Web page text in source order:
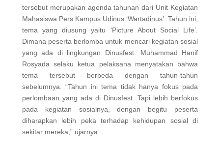
tersebut merupakan agenda tahunan dari Unit Kegiatan
Mahasiswa Pers Kampus Udinus ‘Wartadinus’. Tahun ini,
tema yang diusung yaitu ‘Picture About Social Life’.
Dimana peserta berlomba untuk mencari kegiatan sosial
yang ada di lingkungan Dinusfest. Muhammad Hanif
Rosyada selaku ketua pelaksana menyatakan bahwa
tema tersebut berbeda dengan tahun-tahun
sebelumnya. “Tahun ini tema tidak hanya fokus pada
perlombaan yang ada di Dinusfest. Tapi lebih berfokus
pada kegiatan sosialnya, dengan begitu peserta
diharapkan lebih peka terhadap kehidupan sosial di
sekitar mereka,” ujarnya.